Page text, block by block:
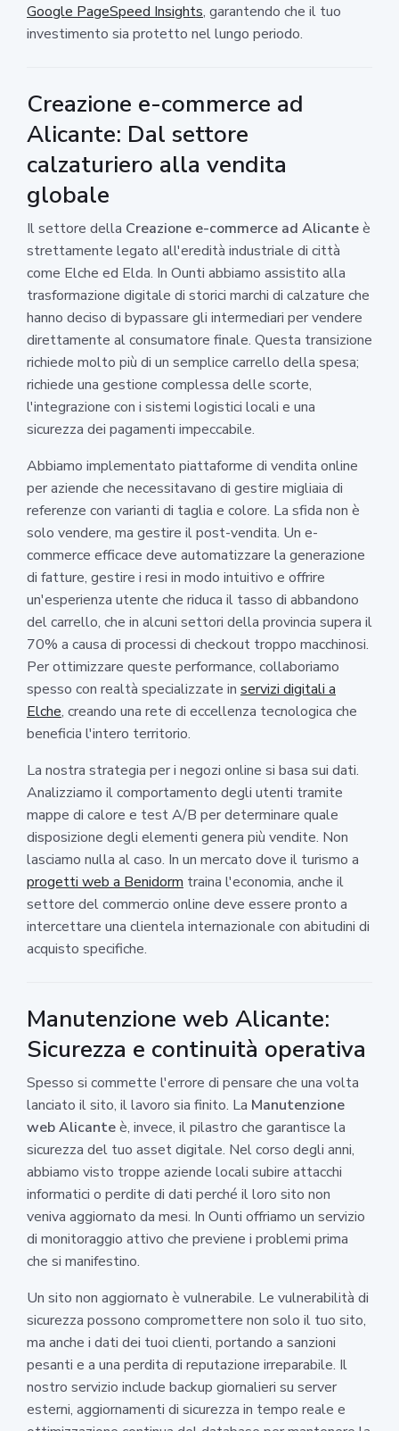
Google PageSpeed Insights, garantendo che il tuo
investimento sia protetto nel lungo periodo.
Creazione e-commerce ad
Alicante: Dal settore
calzaturiero alla vendita
globale
Il settore della Creazione e-commerce ad Alicanteè
strettamente legato all'eredità industriale di città
come Elche ed Elda. In Ounti abbiamo assistito alla
trasformazione digitale di storici marchi di calzature che
hanno deciso di bypassare gli intermediari per vendere
direttamente al consumatore finale. Questa transizione
richiede molto più di un semplice carrello della spesa;
richiede una gestione complessa delle scorte,
l'integrazione con i sistemi logistici locali e una
sicurezza dei pagamenti impeccabile.
Abbiamo implementato piattaforme di vendita online
per aziende che necessitavano di gestire migliaia di
referenze con varianti di taglia e colore. La sfida non è
solo vendere, ma gestire il post-vendita. Un e-
commerce efficace deve automatizzare la generazione
di fatture, gestire i resi in modo intuitivo e offrire
un'esperienza utente che riduca il tasso di abbandono
del carrello, che in alcuni settori della provincia supera il
70% a causa di processi di checkout troppo macchinosi.
Per ottimizzare queste performance, collaboriamo
spesso con realtà specializzate in servizi digitali a
Elche, creando una rete di eccellenza tecnologica che
beneficia l'intero territorio.
La nostra strategia per i negozi online si basa sui dati.
Analizziamo il comportamento degli utenti tramite
mappe di calore e test A/B per determinare quale
disposizione degli elementi genera più vendite. Non
lasciamo nulla al caso. In un mercato dove il turismo a
progetti web a Benidorm traina l'economia, anche il
settore del commercio online deve essere pronto a
intercettare una clientela internazionale con abitudini di
acquisto specifiche.
Manutenzione web Alicante:
Sicurezza e continuità operativa
Spesso si commette l'errore di pensare che una volta
lanciato il sito, il lavoro sia finito. La Manutenzione
web Alicanteè, invece, il pilastro che garantisce la
sicurezza del tuo asset digitale. Nel corso degli anni,
abbiamo visto troppe aziende locali subire attacchi
informatici o perdite di dati perché il loro sito non
veniva aggiornato da mesi. In Ounti offriamo un servizio
di monitoraggio attivo che previene i problemi prima
che si manifestino.
Un sito non aggiornato è vulnerabile. Le vulnerabilità di
sicurezza possono compromettere non solo il tuo sito,
ma anche i dati dei tuoi clienti, portando a sanzioni
pesanti e a una perdita di reputazione irreparabile. Il
nostro servizio include backup giornalieri su server
esterni, aggiornamenti di sicurezza in tempo reale e